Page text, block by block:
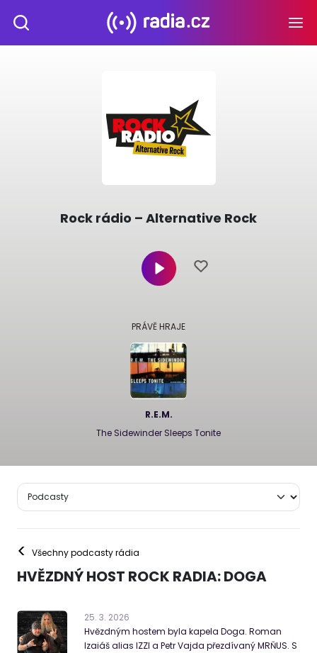
Rock rádio – Alternative Rock
PRÁVĚ HRAJE
R.E.M.
The Sidewinder Sleeps Tonite
< Všechny podcasty rádia
HVĚZDNÝ HOST ROCK RADIA: DOGA
25. 3. 2026
Hvězdným hostem byla kapela Doga. Roman
Izaiáš alias IZZI a Petr Vajda přezdívaný MRŇUS. S